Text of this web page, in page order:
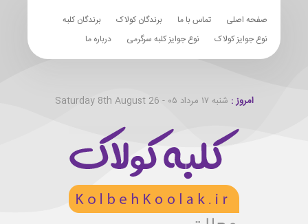
صفحه اصلی تماس با ما برندگان کولاک
برندگان کلبه
نوع جوایز کولاک
نوع جوایز کلبه سرگرمی درباره ما
امروز : شنبه ۱۷ مرداد ۰۵ - Saturday 8th August 26